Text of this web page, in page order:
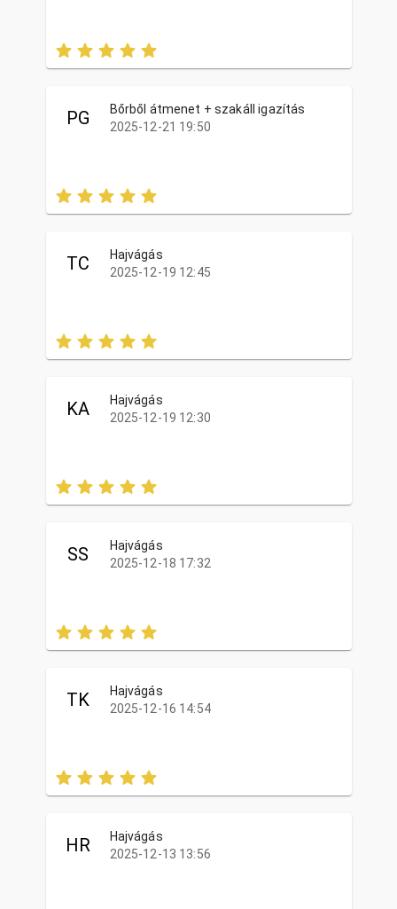
PG
Bőrből átmenet + szakáll igazítás
2025-12-21 19:50
TC
Hajvágás
2025-12-19 12:45
KA
Hajvágás
2025-12-19 12:30
SS
Hajvágás
2025-12-18 17:32
TK
Hajvágás
2025-12-16 14:54
HR
Hajvágás
2025-12-13 13:56